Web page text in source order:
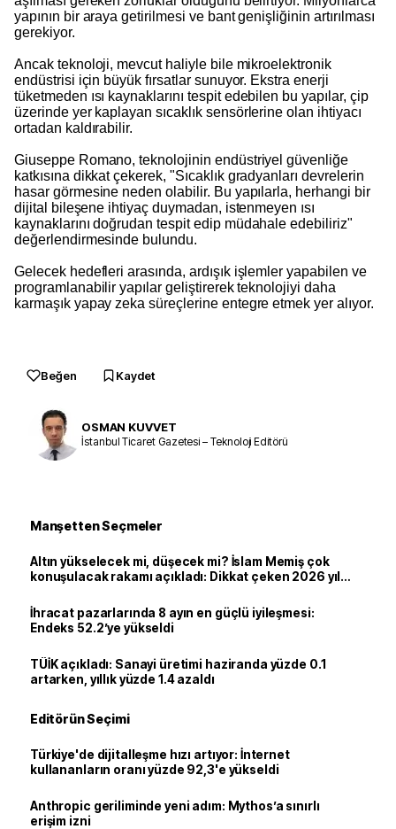
yapının bir araya getirilmesi ve bant genişliğinin artırılması
gerekiyor.
Ancak teknoloji, mevcut haliyle bile mikroelektronik
endüstrisi için büyük fırsatlar sunuyor. Ekstra enerji
tüketmeden ısı kaynaklarını tespit edebilen bu yapılar, çip
üzerinde yer kaplayan sıcaklık sensörlerine olan ihtiyacı
ortadan kaldırabilir.
Giuseppe Romano, teknolojinin endüstriyel güvenliğe
katkısına dikkat çekerek, "Sıcaklık gradyanları devrelerin
hasar görmesine neden olabilir. Bu yapılarla, herhangi bir
dijital bileşene ihtiyaç duymadan, istenmeyen ısı
kaynaklarını doğrudan tespit edip müdahale edebiliriz"
değerlendirmesinde bulundu.
Gelecek hedefleri arasında, ardışık işlemler yapabilen ve
programlanabilir yapılar geliştirerek teknolojiyi daha
karmaşık yapay zeka süreçlerine entegre etmek yer alıyor.
Beğen Kaydet
OSMAN KUVVET
İstanbul Ticaret Gazetesi – Teknoloji Editörü
Manşetten Seçmeler
Altın yükselecek mi, düşecek mi? İslam Memiş çok
konuşulacak rakamı açıkladı: Dikkat çeken 2026 yıl
İhracat pazarlarında 8 ayın en güçlü iyileşmesi:
Endeks 52.2’ye yükseldi
TÜİK açıkladı: Sanayi üretimi haziranda yüzde 0.1
artarken, yıllık yüzde 1.4 azaldı
Editörün Seçimi
Türkiye'de dijitalleşme hızı artıyor: İnternet
kullananların oranı yüzde 92,3'e yükseldi
Anthropic geriliminde yeni adım: Mythos’a sınırlı
erişim izni